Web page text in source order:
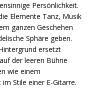
Persönlichkeit.
Elemente Tanz, Musik
ganzen Geschehen
Sphäre geben.
ersetzt
der leeren Bühne
wie einem
Stile einer E-Gitarre.